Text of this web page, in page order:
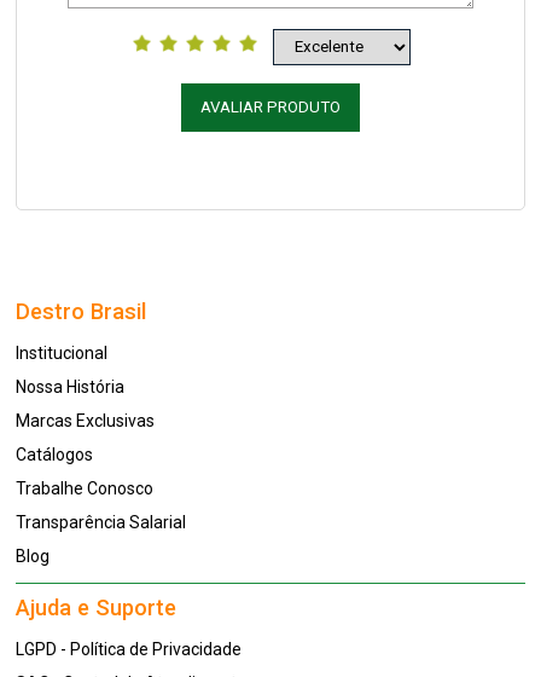
AVALIAR PRODUTO
Destro Brasil
Institucional
Nossa História
Marcas Exclusivas
Catálogos
Trabalhe Conosco
Transparência Salarial
Blog
Ajuda e Suporte
LGPD - Política de Privacidade